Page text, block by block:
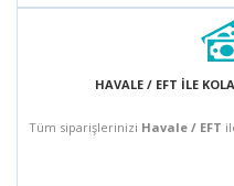
HAVALE / EFT İLE
Tüm siparişlerinizi Havale / EFT